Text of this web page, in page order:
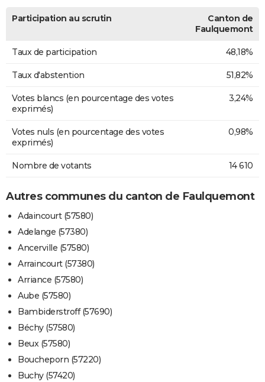
Participation au scrutin
Canton de
Faulquemont
Taux de participation 48,18%
Taux d'abstention 51,82%
Votes blancs (en pourcentage des votes
exprimés)
3,24%
Votes nuls (en pourcentage des votes
exprimés)
0,98%
Nombre de votants 14 610
Autres communes du canton de Faulquemont
Adaincourt (57580)
Adelange (57380)
Ancerville (57580)
Arraincourt (57380)
Arriance (57580)
Aube (57580)
Bambiderstroff (57690)
Béchy (57580)
Beux (57580)
Boucheporn (57220)
Buchy (57420)